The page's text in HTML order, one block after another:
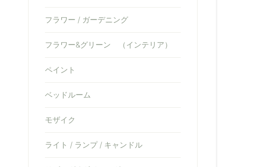
フラワー / ガーデニング
フラワー&グリーン （インテリア）
ペイント
ベッドルーム
モザイク
ライト / ランプ / キャンドル